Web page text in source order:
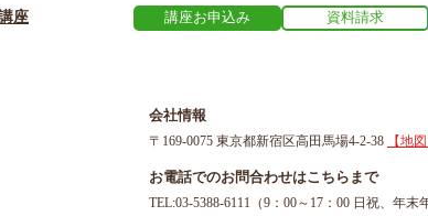
座 講座お申込み 資料請求
会社情報
〒169-0075 東京都新宿区高田馬場4-2-38 【地図
お電話でのお問合わせはこちらまで
TEL:03-5388-6111（9：00～17：00 日祝、年末